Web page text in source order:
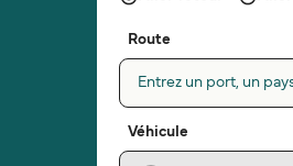
Route
Entrez un port, un
Véhicule